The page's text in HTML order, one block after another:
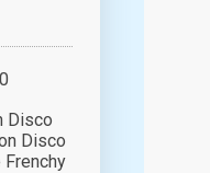
Disco
Disco